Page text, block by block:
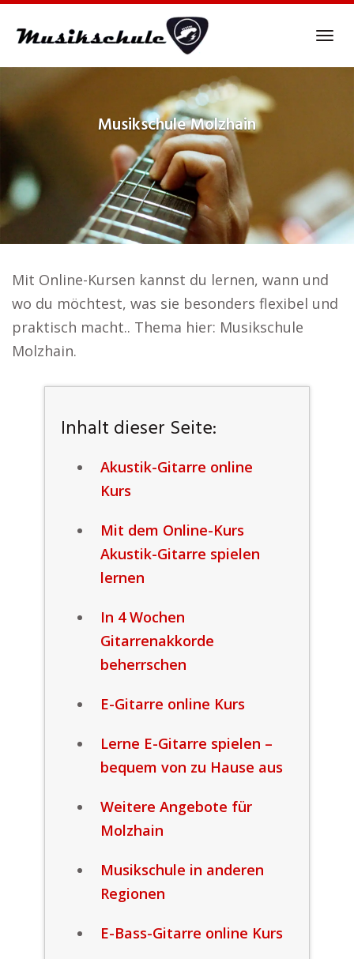
MusikschuleMolzhain
Mit Online-Kursen kannst du lernen, wann und
wo du möchtest, was sie besonders flexibel und
praktisch macht.. Thema hier: Musikschule
Molzhain.
Inhalt dieser Seite:
Akustik-Gitarre online
Kurs
Mit dem Online-Kurs
Akustik-Gitarre spielen
lernen
In 4 Wochen
Gitarrenakkorde
beherrschen
E-Gitarre online Kurs
Lerne E-Gitarre spielen –
bequem von zu Hause aus
Weitere Angebote für
Molzhain
Musikschule in anderen
Regionen
E-Bass-Gitarre online Kurs